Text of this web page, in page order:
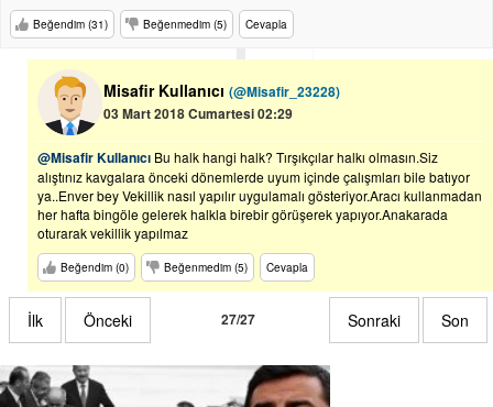
Beğendim (31) Beğenmedim (5) Cevapla
Misafir Kullanıcı (@Misafir_23228)
03 Mart 2018 Cumartesi 02:29
@Misafir Kullanıcı Bu halk hangi halk? Tırşıkçılar halkı olmasın.Siz
alıştınız kavgalara önceki dönemlerde uyum içinde çalışmları bile batıyor
ya..Enver bey Vekillik nasıl yapılır uygulamalı gösteriyor.Aracı kullanmadan
her hafta bingöle gelerek halkla birebir görüşerek yapıyor.Anakarada
oturarak vekillik yapılmaz
Beğendim (0) Beğenmedim (5) Cevapla
İlk Önceki 27/27 Sonraki Son